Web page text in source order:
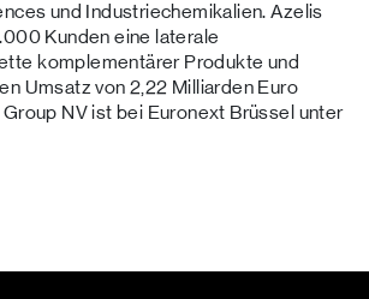
und Industriechemikalien. Azelis
Kunden eine laterale
komplementärer Produkte und
Umsatz von 2,22 Milliarden Euro
NV ist bei Euronext Brüssel unter